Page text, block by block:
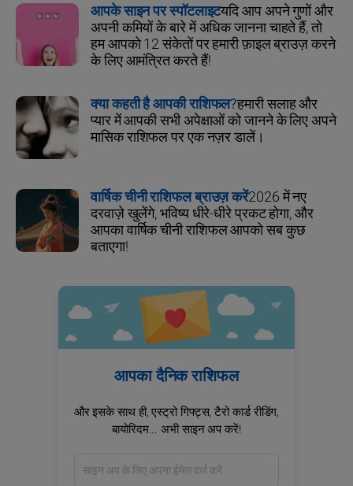
आपके साइन पर स्पॉटलाइटयदि आप अपने गुणों और
अपनी कमियों के बारे में अधिक जानना चाहते हैं, तो
हम आपको 12 संकेतों पर हमारी फ़ाइल ब्राउज़ करने
के लिए आमंत्रित करते हैं!
क्या कहती है आपकी राशिफल?हमारी सलाह और
प्यार में आपकी सभी अपेक्षाओं को जानने के लिए अपने
मासिक राशिफल पर एक नज़र डालें।
वार्षिक चीनी राशिफल ब्राउज़ करें2026 में नए
दरवाज़े खुलेंगे, भविष्य धीरे-धीरे प्रकट होगा, और
आपका वार्षिक चीनी राशिफल आपको सब कुछ
बताएगा!
आपका दैनिक राशिफल
और इसके साथ ही, एस्ट्रो गिफ्ट्स, टैरो कार्ड रीडिंग,
बायोरिदम... अभी साइन अप करें!